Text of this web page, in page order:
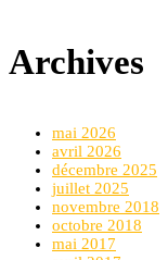
Archives
mai 2026
avril 2026
décembre 2025
juillet 2025
novembre 2018
octobre 2018
mai 2017